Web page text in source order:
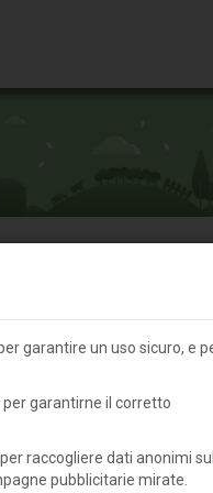
garantire un uso sicuro, e
per garantirne il corretto
raccogliere dati anonimi
pubblicitarie mirate.
Giorgio di